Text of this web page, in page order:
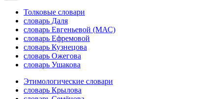
Толковые словари
словарь Даля
словарь Евгеньевой (МАС)
словарь Ефремовой
словарь Кузнецова
словарь Ожегова
словарь Ушакова
Этимологические словари
словарь Крылова